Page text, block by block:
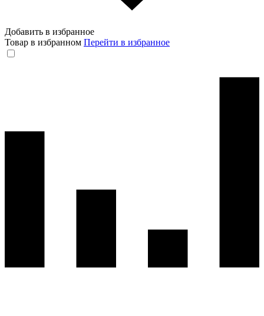
Добавить в избранное
Товар в избранном Перейти в избранное